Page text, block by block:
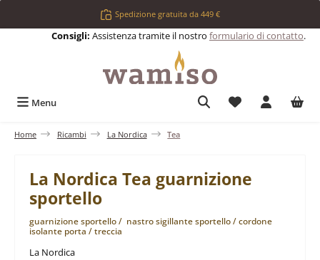
Passa al contenuto principaleSpedizione gratuita da 449 €
Consigli: Assistenza tramite il nostro formulario di contatto.
Menu Hai 0 articoli
Home Ricambi La Nordica Tea
La Nordica Tea guarnizione
sportello
guarnizione sportello / nastro sigillante sportello / cordone
isolante porta / treccia
La Nordica